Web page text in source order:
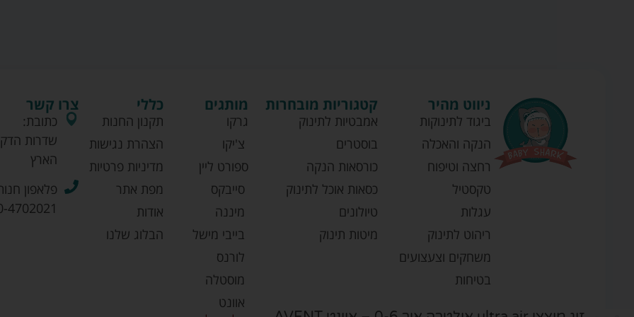
ניווט מהיר
ביגוד לתינוקות
הנקה והאכלה
רחצה וטיפוח
טקסטיל
עגלות
ריהוט לתינוק
משחקים וצעצועים
בטיחות
קטגוריות מובחרות
אמבטיות לתינוק
בוסטרים
כורסאות הנקה
כסאות אוכל לתינוק
טיולונים
מיטות תינוק
מותגים
גרקו
צ'יקו
ספורט ליין
סייבקס
מיננה
בייבי מישל
לורנס
מוסטלה
אוונט
כללי
תקנון החנות
הצהרת נגישות
מדיניות פרטיות
מפת אתר
אודות
הבלוג שלנו
צרו קשר
כתובת:
שדרות
הארץ
פלאפון
4702021